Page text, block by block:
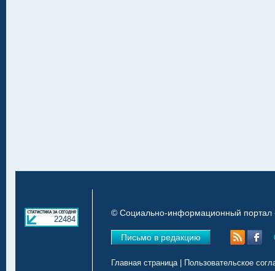
22484
© Социально-информационный портал
Письмо в редакцию
Главная страница| Пользовательское